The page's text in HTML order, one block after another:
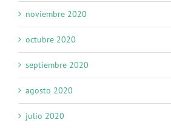
noviembre 2020
octubre 2020
septiembre 2020
agosto 2020
julio 2020